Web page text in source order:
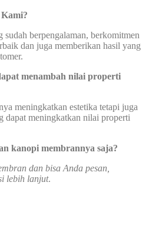
berpengalaman, berkomitmen
dan juga memberikan hasil yang
menambah nilai properti
meningkatkan estetika tetapi juga
dapat meningkatkan nilai properti
kanopi membrannya saja?
dan bisa Anda pesan,
lebih lanjut.